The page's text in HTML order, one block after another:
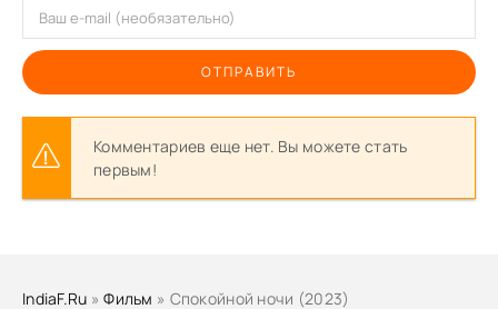
ОТПРАВИТЬ
Комментариев еще нет. Вы можете стать
первым!
IndiaF.Ru »Фильм » Спокойной ночи (2023)